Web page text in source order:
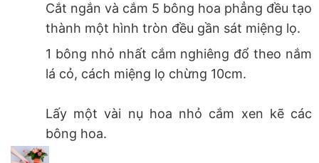
Cắt ngắn và cắm 5 bông hoa phẳng đều tạo
thành một hình tròn đều gần sát miệng lọ.
1 bông nhỏ nhất cắm nghiêng đổ theo nắm
lá cỏ, cách miệng lọ chừng 10cm.
Lấy một vài nụ hoa nhỏ cắm xen kẽ các
bông hoa.